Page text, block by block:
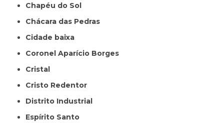
Chapéu do Sol
Chácara das Pedras
Cidade baixa
Coronel Aparício Borges
Cristal
Cristo Redentor
Distrito Industrial
Espírito Santo